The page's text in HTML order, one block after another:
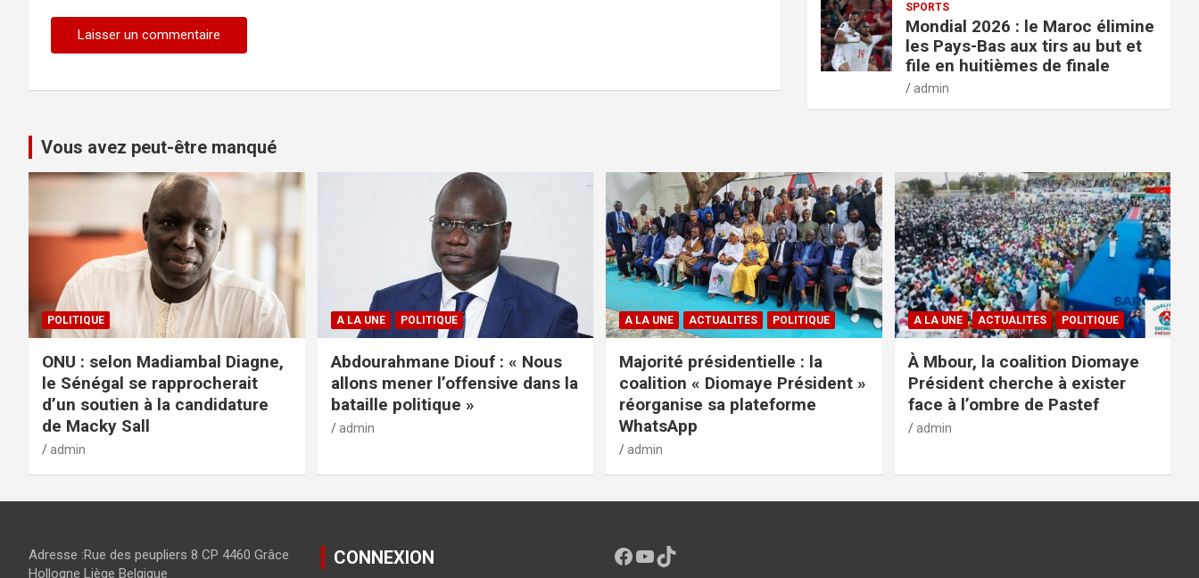
SPORTS
Mondial 2026 : le Maroc élimine
les Pays-Bas aux tirs au but et
file en huitièmes de finale
admin
Vous avez peut-être manqué
POLITIQUE
ONU : selon Madiambal Diagne,
le Sénégal se rapprocherait
d’un soutien à la candidature
de Macky Sall
admin
A LA UNE POLITIQUE
Abdourahmane Diouf : « Nous
allons mener l’offensive dans la
bataille politique »
admin
A LA UNE ACTUALITES POLITIQUE
Majorité présidentielle : la
coalition « Diomaye Président »
réorganise sa plateforme
WhatsApp
admin
A LA UNE ACTUALITES POLITIQUE
À Mbour, la coalition Diomaye
Président cherche à exister
face à l’ombre de Pastef
admin
Adresse :Rue des peupliers 8 CP 4460 Grâce
Hollogne Liège Belgique
CONNEXION